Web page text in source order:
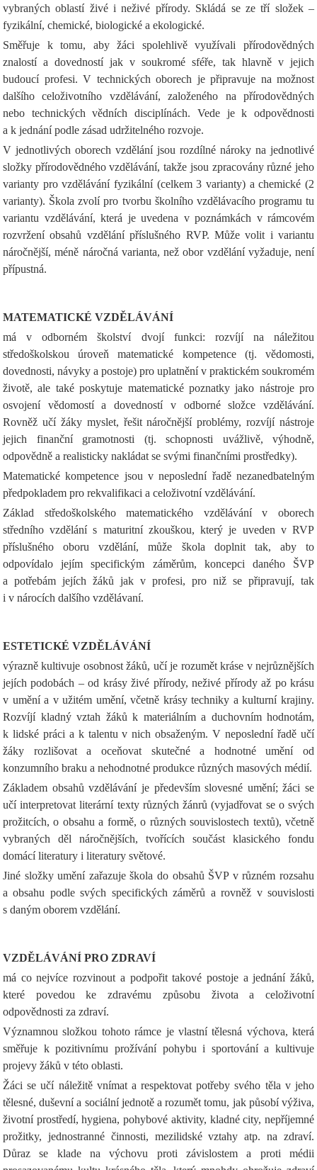
vybraných oblastí živé i neživé přírody. Skládá se ze tří složek –
fyzikální, chemické, biologické a ekologické.
Směřuje k tomu, aby žáci spolehlivě využívali přírodovědných
znalostí a dovedností jak v soukromé sféře, tak hlavně v jejich
budoucí profesi. V technických oborech je připravuje na možnost
dalšího celoživotního vzdělávání, založeného na přírodovědných
nebo technických vědních disciplínách. Vede je k odpovědnosti
a k jednání podle zásad udržitelného rozvoje.
V jednotlivých oborech vzdělání jsou rozdílné nároky na jednotlivé
složky přírodovědného vzdělávání, takže jsou zpracovány různé jeho
varianty pro vzdělávání fyzikální (celkem 3 varianty) a chemické (2
varianty). Škola zvolí pro tvorbu školního vzdělávacího programu tu
variantu vzdělávání, která je uvedena v poznámkách v rámcovém
rozvržení obsahů vzdělání příslušného RVP. Může volit i variantu
náročnější, méně náročná varianta, než obor vzdělání vyžaduje, není
přípustná.
MATEMATICKÉ VZDĚLÁVÁNÍ
má v odborném školství dvojí funkci: rozvíjí na náležitou
středoškolskou úroveň matematické kompetence (tj. vědomosti,
dovednosti, návyky a postoje) pro uplatnění v praktickém soukromém
životě, ale také poskytuje matematické poznatky jako nástroje pro
osvojení vědomostí a dovedností v odborné složce vzdělávání.
Rovněž učí žáky myslet, řešit náročnější problémy, rozvíjí nástroje
jejich finanční gramotnosti (tj. schopnosti uvážlivě, výhodně,
odpovědně a realisticky nakládat se svými finančními prostředky).
Matematické kompetence jsou v neposlední řadě nezanedbatelným
předpokladem pro rekvalifikaci a celoživotní vzdělávání.
Základ středoškolského matematického vzdělávání v oborech
středního vzdělání s maturitní zkouškou, který je uveden v RVP
příslušného oboru vzdělání, může škola doplnit tak, aby to
odpovídalo jejím specifickým záměrům, koncepci daného ŠVP
a potřebám jejích žáků jak v profesi, pro niž se připravují, tak
i v nárocích dalšího vzdělávaní.
ESTETICKÉ VZDĚLÁVÁNÍ
výrazně kultivuje osobnost žáků, učí je rozumět kráse v nejrůznějších
jejích podobách – od krásy živé přírody, neživé přírody až po krásu
v umění a v užitém umění, včetně krásy techniky a kulturní krajiny.
Rozvíjí kladný vztah žáků k materiálním a duchovním hodnotám,
k lidské práci a k talentu v nich obsaženým. V neposlední řadě učí
žáky rozlišovat a oceňovat skutečné a hodnotné umění od
konzumního braku a nehodnotné produkce různých masových médií.
Základem obsahů vzdělávání je především slovesné umění; žáci se
učí interpretovat literární texty různých žánrů (vyjadřovat se o svých
prožitcích, o obsahu a formě, o různých souvislostech textů), včetně
vybraných děl náročnějších, tvořících součást klasického fondu
domácí literatury i literatury světové.
Jiné složky umění zařazuje škola do obsahů ŠVP v různém rozsahu
a obsahu podle svých specifických záměrů a rovněž v souvislosti
s daným oborem vzdělání.
VZDĚLÁVÁNÍ PRO ZDRAVÍ
má co nejvíce rozvinout a podpořit takové postoje a jednání žáků,
které povedou ke zdravému způsobu života a celoživotní
odpovědnosti za zdraví.
Významnou složkou tohoto rámce je vlastní tělesná výchova, která
směřuje k pozitivnímu prožívání pohybu i sportování a kultivuje
projevy žáků v této oblasti.
Žáci se učí náležitě vnímat a respektovat potřeby svého těla v jeho
tělesné, duševní a sociální jednotě a rozumět tomu, jak působí výživa,
životní prostředí, hygiena, pohybové aktivity, kladné city, nepříjemné
prožitky, jednostranné činnosti, mezilidské vztahy atp. na zdraví.
Důraz se klade na výchovu proti závislostem a proti médii